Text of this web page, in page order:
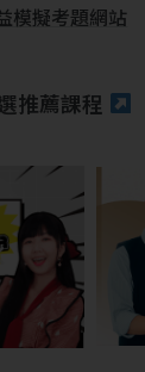
模擬考題網站
推薦課程